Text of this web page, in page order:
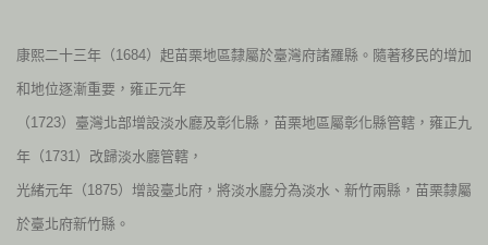
康熙二十三年（1684）起苗栗地區隸屬於臺灣府諸羅縣。隨著移民的增加
和地位逐漸重要，雍正元年
（1723）臺灣北部增設淡水廳及彰化縣，苗栗地區屬彰化縣管轄，雍正九
年（1731 ）改歸淡水廳管轄，
光緒元年（1875）增設臺北府，將淡水廳分為淡水、新竹兩縣，苗栗隸屬
於臺北府新竹縣。